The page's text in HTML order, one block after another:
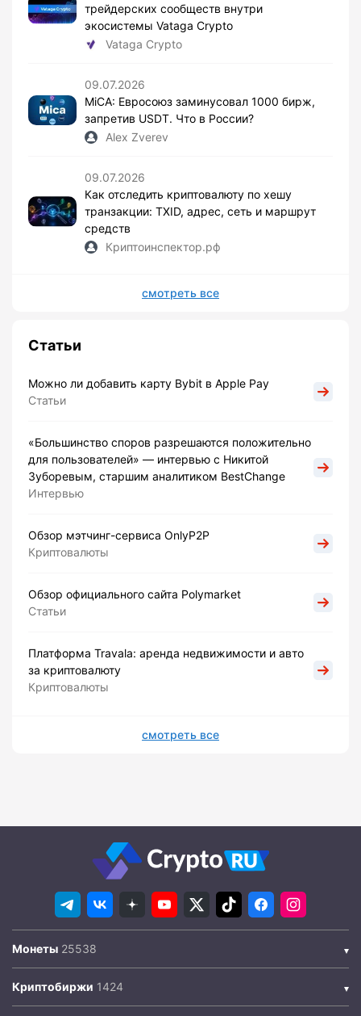
трейдерских сообществ внутри
экосистемы Vataga Crypto
Vataga Crypto
09.07.2026
MiCA: Евросоюз заминусовал 1000 бирж,
запретив USDT. Что в России?
Alex Zverev
09.07.2026
Как отследить криптовалюту по хешу
транзакции: TXID, адрес, сеть и маршрут
средств
Криптоинспектор.рф
смотреть все
Статьи
Можно ли добавить карту Bybit в Apple Pay
Статьи
«Большинство споров разрешаются положительно
для пользователей» — интервью с Никитой
Зуборевым, старшим аналитиком BestChange
Интервью
Обзор мэтчинг-сервиса OnlyP2P
Криптовалюты
Обзор официального сайта Polymarket
Статьи
Платформа Travala: аренда недвижимости и авто
за криптовалюту
Криптовалюты
смотреть все
Монеты
Криптобиржи